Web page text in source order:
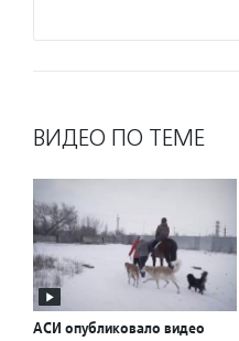
ВИДЕО ПО ТЕМЕ
АСИ опубликовало видео